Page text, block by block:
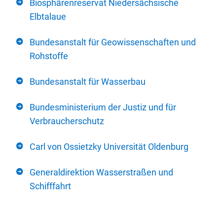
Biosphärenreservat Niedersächsische
Elbtalaue
Bundesanstalt für Geowissenschaften und
Rohstoffe
Bundesanstalt für Wasserbau
Bundesministerium der Justiz und für
Verbraucherschutz
Carl von Ossietzky Universität Oldenburg
Generaldirektion Wasserstraßen und
Schifffahrt